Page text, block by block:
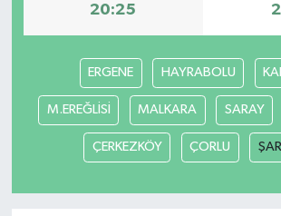
20:25
ERGENE HAYRABOLU
M.EREĞLİSİ MALKARA SARAY
ÇERKEZKÖY ÇORLU
Yerel Haber
Akhisar Emlak
Ülke
Etiketler